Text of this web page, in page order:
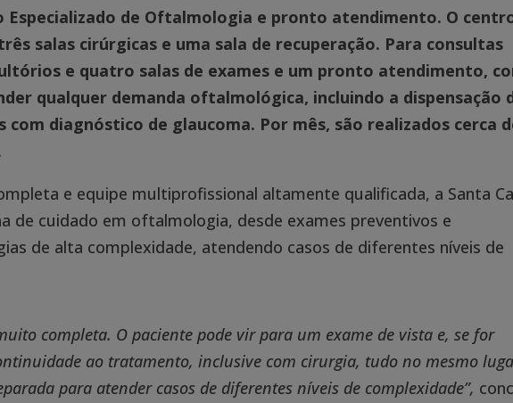
Especializado de Oftalmologia e pronto atendimento. O
salas cirúrgicas e uma sala de recuperação. Para consultas
e quatro salas de exames e um pronto atendimento,
qualquer demanda oftalmológica, incluindo a dispensação
com diagnóstico de glaucoma. Por mês, são realizados cerca
e equipe multiprofissional altamente qualificada, a Santa
de cuidado em oftalmologia, desde exames preventivos e
de alta complexidade, atendendo casos de diferentes níveis de
completa. O paciente pode vir para um exame de vista e, se for
ao tratamento, inclusive com cirurgia, tudo no mesmo
para atender casos de diferentes níveis de complexidade”,